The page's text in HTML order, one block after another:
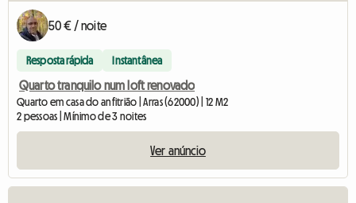
50 € / noite
Resposta rápida Instantânea
Quarto tranquilo num loft renovado
Quarto em casa do anfitrião | Arras (62000) | 12 M2
2 pessoas | Mínimo de 3 noites
Ver anúncio